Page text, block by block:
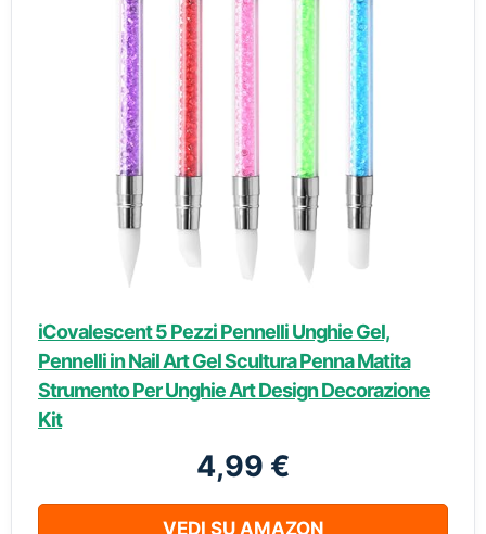
iCovalescent 5 Pezzi Pennelli Unghie Gel,
Pennelli in Nail Art Gel Scultura Penna Matita
Strumento Per Unghie Art Design Decorazione
Kit
4,99 €
VEDI SU AMAZON